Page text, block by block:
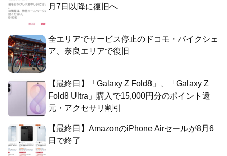
月7日以降に復旧へ
全エリアでサービス停止のドコモ・バイクシェ
ア、奈良エリアで復旧
【最終日】「Galaxy Z Fold8」、「Galaxy Z
Fold8 Ultra」購入で15,000円分のポイント還
元・アクセサリ割引
【最終日】AmazonのiPhone Airセールが8月6
日で終了